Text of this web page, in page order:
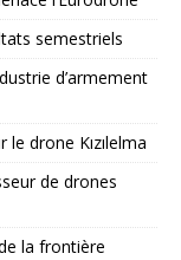
semestriels
d’armement
drone Kızılelma
de drones
la frontière